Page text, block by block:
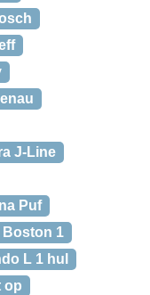
J-Line
Puf
Boston 1
L 1 hul
op